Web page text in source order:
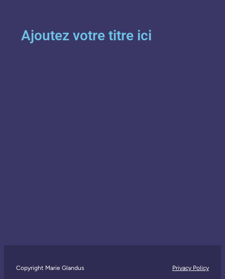
Ajoutez votre titre ici
Copyright Marie Glandus Privacy Policy